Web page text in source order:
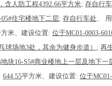
含人防工程4392.66平方米; 存自行
05#住宅楼地下二层; 存自行车处、
米、建设位置: 位于MC01-0003-
球场地3处，其余为健身步道） ; 再
地块16-S5#商业楼地上一层及地下一
644.55平方米、建设位置: 位于